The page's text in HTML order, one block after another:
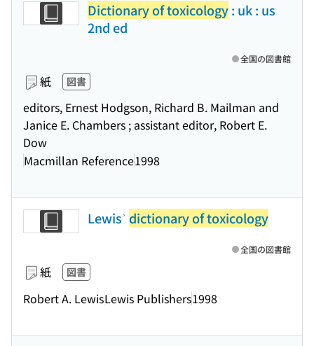
Dictionary of toxicology: uk : us
2nd ed
紙 図書
editors, Ernest Hodgson, Richard B. Mailman and
Janice E. Chambers ; assistant editor, Robert E.
Dow
Macmillan Reference1998
全国の図書館
Lewisʾ dictionary of toxicology
紙 図書
Robert A. LewisLewis Publishers1998
全国の図書館